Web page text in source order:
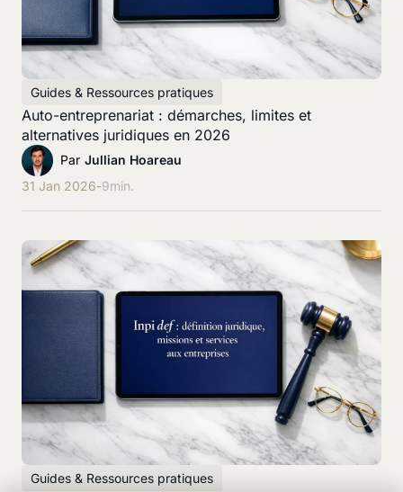
Guides & Ressources pratiques
Auto-entreprenariat : démarches, limites et
alternatives juridiques en 2026
Par Jullian Hoareau
31 Jan 2026-9min.
Guides & Ressources pratiques